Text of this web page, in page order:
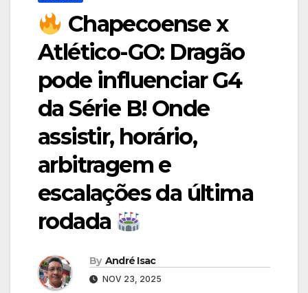
Chapecoense x
Atlético-GO: Dragão
pode influenciar G4
da Série B! Onde
assistir, horário,
arbitragem e
escalações da última
rodada
By André Isac
NOV 23, 2025